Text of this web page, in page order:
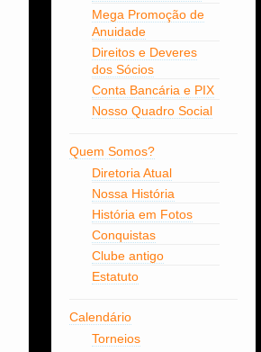
Mega Promoção de
Anuidade
Direitos e Deveres
dos Sócios
Conta Bancária e PIX
Nosso Quadro Social
Quem Somos?
Diretoria Atual
Nossa História
História em Fotos
Conquistas
Clube antigo
Estatuto
Calendário
Torneios